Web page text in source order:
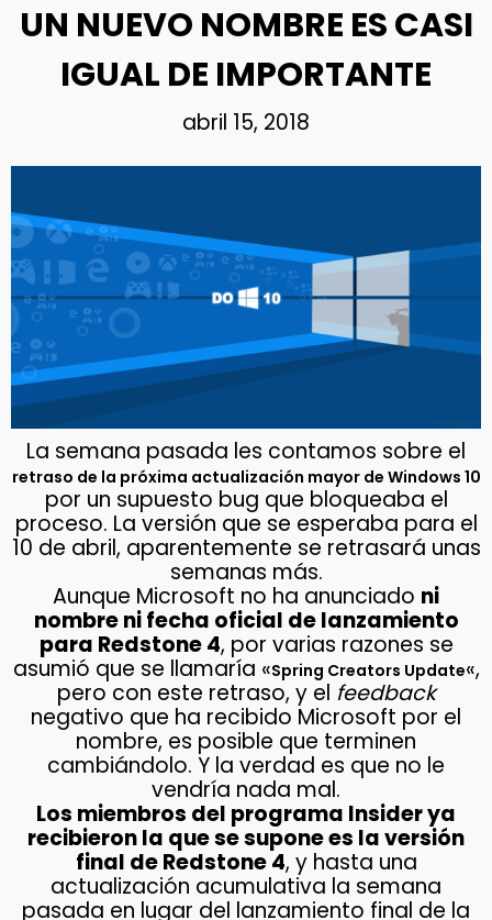
UN NUEVO NOMBRE ES CASI
IGUAL DE IMPORTANTE
abril 15, 2018
La semana pasada les contamos sobre el
retraso de la próxima actualización mayor de Windows 10
por un supuesto bug que bloqueaba el
proceso. La versión que se esperaba para el
10 de abril, aparentemente se retrasará unas
semanas más.
Aunque Microsoft no ha anunciado ni
nombre ni fecha oficial de lanzamiento
para Redstone 4, por varias razones se
asumió que se llamaría «Spring Creators Update«,
pero con este retraso, y el feedback
negativo que ha recibido Microsoft por el
nombre, es posible que terminen
cambiándolo. Y la verdad es que no le
vendría nada mal.
Los miembros del programa Insider ya
recibieron la que se supone es la versión
final de Redstone 4, y hasta una
actualización acumulativa la semana
pasada en lugar del lanzamiento final de la